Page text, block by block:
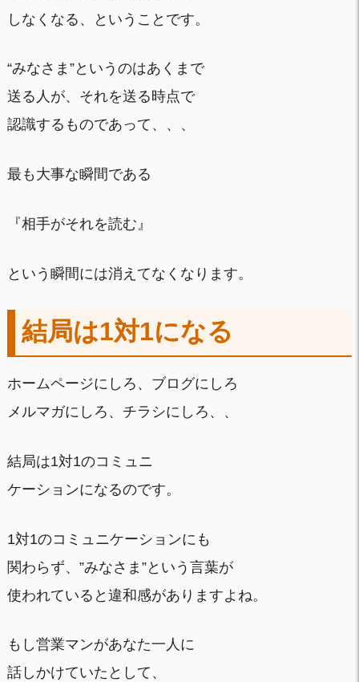
しなくなる、ということです。
“みなさま”というのはあくまで
送る人が、それを送る時点で
認識するものであって、、、
最も大事な瞬間である
『相手がそれを読む』
という瞬間には消えてなくなります。
結局は1対1になる
ホームページにしろ、ブログにしろ
メルマガにしろ、チラシにしろ、、
結局は1対1のコミュニ
ケーションになるのです。
1対1のコミュニケーションにも
関わらず、”みなさま”という言葉が
使われていると違和感がありますよね。
もし営業マンがあなた一人に
話しかけていたとして、